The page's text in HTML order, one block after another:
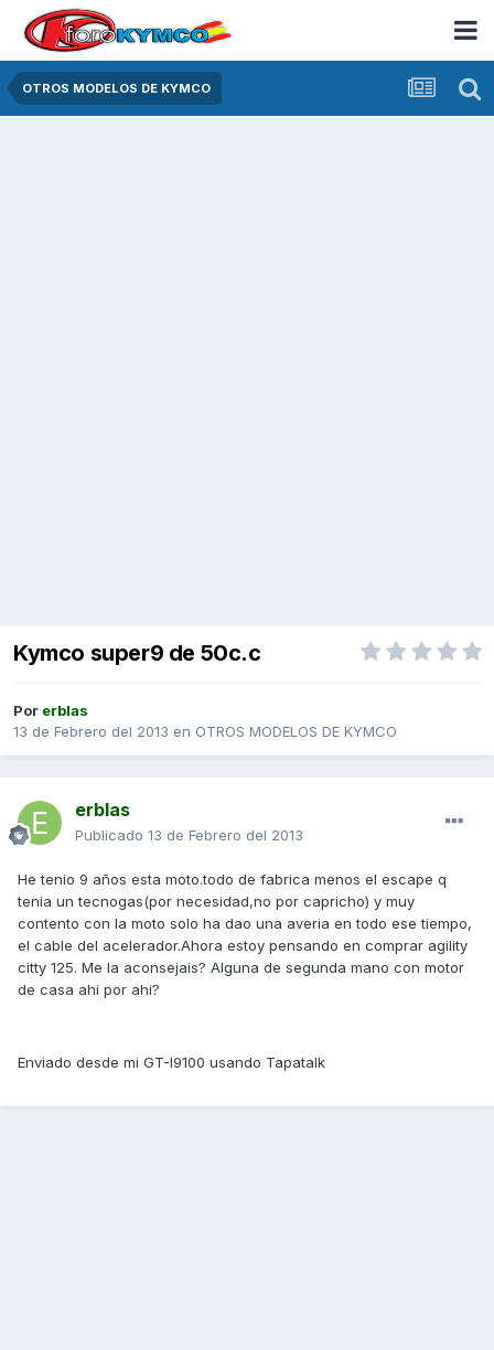
OTROS MODELOS DE KYMCO
Kymco super9 de 50c.c
Por erblas
13 de Febrero del 2013 en OTROS MODELOS DE KYMCO
erblas
Publicado 13 de Febrero del 2013
He tenio 9 años esta moto.todo de fabrica menos el escape q
tenia un tecnogas(por necesidad,no por capricho) y muy
contento con la moto solo ha dao una averia en todo ese tiempo,
el cable del acelerador.Ahora estoy pensando en comprar agility
citty 125. Me la aconsejais? Alguna de segunda mano con motor
de casa ahi por ahi?
Enviado desde mi GT-I9100 usando Tapatalk